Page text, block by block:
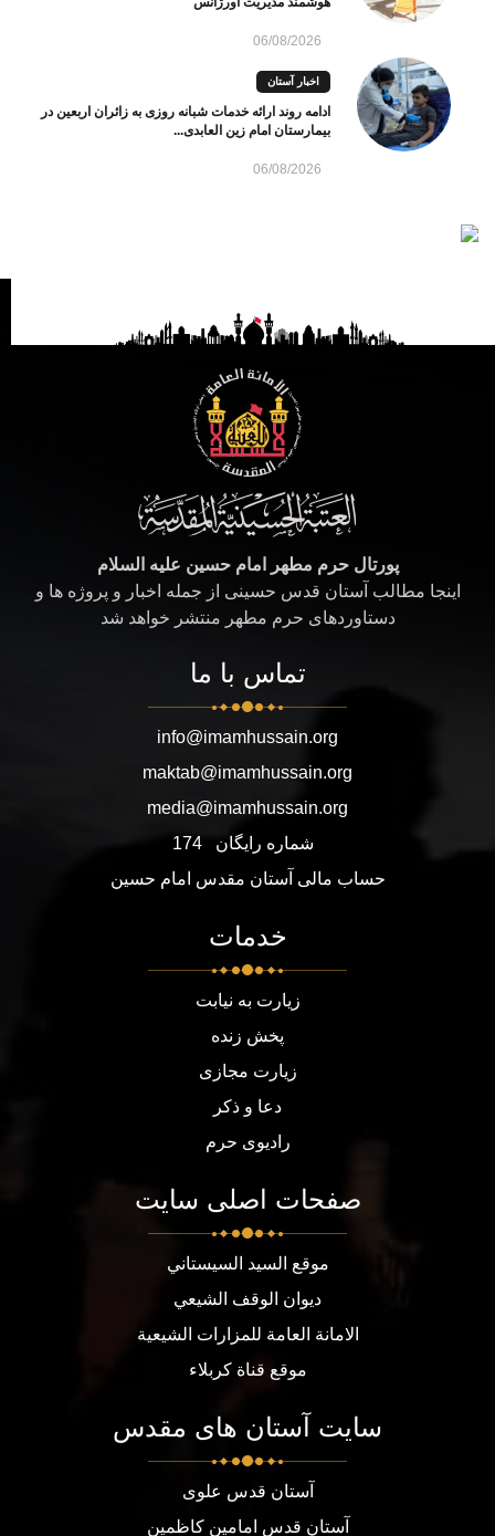
06/08/2026
اخبار آستان
ادامه روند ارائه خدمات شبانه روزی به زائران اربعین در
بیمارستان امام زین العابدی...
06/08/2026
پورتال حرم مطهر امام حسین علیه السلام
اینجا مطالب آستان قدس حسینی از جمله اخبار و پروژه ها و
دستاوردهای حرم مطهر منتشر خواهد شد
تماس با ما
info@imamhussain.org
maktab@imamhussain.org
media@imamhussain.org
شماره رایگان
174
حساب مالی آستان مقدس امام حسین
خدمات
زیارت به نیابت
پخش زنده
زیارت مجازی
دعا و ذکر
رادیوی حرم
صفحات اصلی سایت
موقع السيد السيستاني
ديوان الوقف الشيعي
الامانة العامة للمزارات الشيعية
موقع قناة كربلاء
سایت آستان های مقدس
آستان قدس علوی
آستان قدس امامین کاظمین